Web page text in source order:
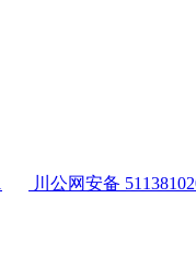
川公网安备